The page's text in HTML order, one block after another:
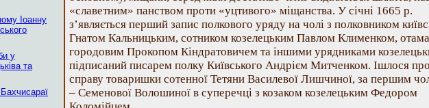
Іоанну
у
та
«славетним» панством проти «уцтивого» міщанства. У січні 1665 р.
з’являється перший запис полкового уряду на чолі з полковником
Гнатом Кальницьким, сотником козелецьким Павлом Клименком,
городовим Прокопом Кіндратовичем та іншими урядниками
підписаний писарем полку Київського Андрієм Митченком. Ішлося про
справу товаришки сотенної Тетяни Василевої Лишчиної, за першим
– Семенової Волошиної в суперечці з козаком козелецьким Федором